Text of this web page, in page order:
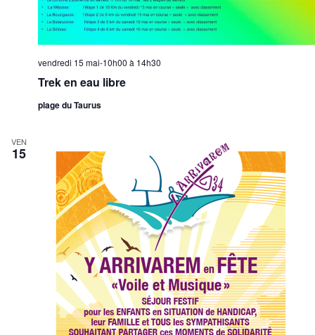
Trek en eau libre
vendredi 15 mai-10h00 à 14h30
plage du Taurus
VEN
15